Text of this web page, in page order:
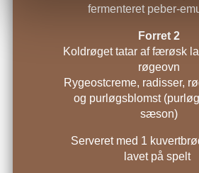
fermenteret peber-
Forret 2
Koldrøget tatar af færøsk
røgeovn
Rygeostcreme, radisser,
og purløgsblomst
sæson)
Serveret med 1
lavet på spelt